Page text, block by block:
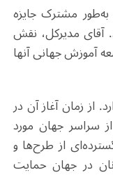
و یونسکو به‌طور مشترک جایزه
آقای مدیرکل، نقش
آموزش جهانی آنها
از زمان آغاز آن در
از سراسر جهان مورد
از طرح‌ها و
در جهان حمایت